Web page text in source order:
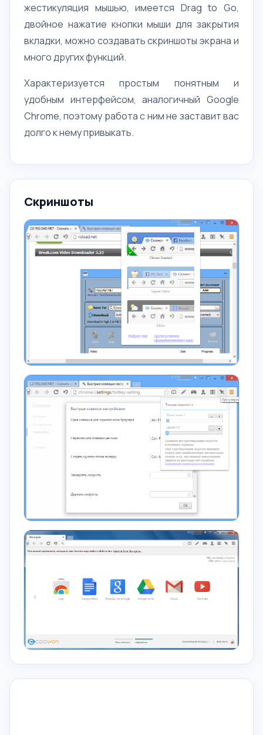
жестикуляция мышью, имеется Drag to Go,
двойное нажатие кнопки мыши для закрытия
вкладки, можно создавать скриншоты экрана и
много других функций.
Характеризуется простым понятным и
удобным интерфейсом, аналогичный Google
Chrome, поэтому работа с ним не заставит вас
долго к нему привыкать.
Скриншоты